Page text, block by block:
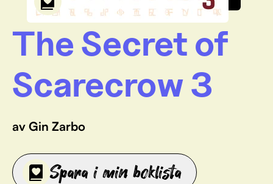
The Secret of
Scarecrow 3
av Gin Zarbo
Spara i min boklista